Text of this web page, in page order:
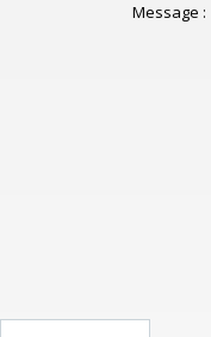
Message :